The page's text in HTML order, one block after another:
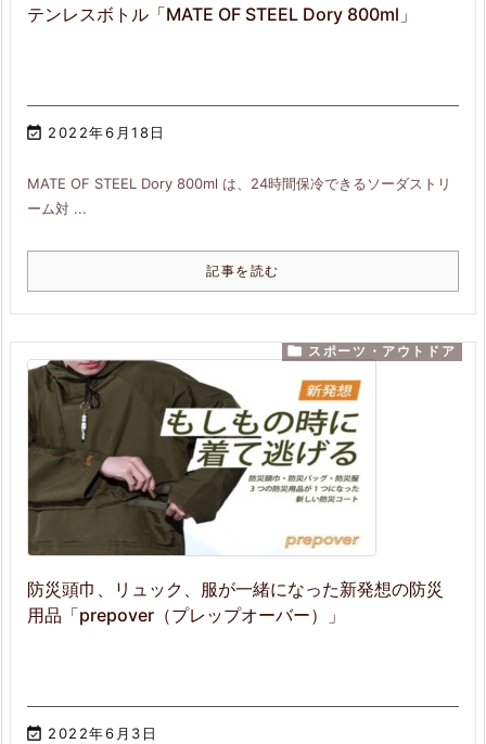
テンレスボトル「MATE OF STEEL Dory 800ml」
 2022年6月18日
MATE OF STEEL Dory 800ml は、24時間保冷できるソーダストリ
ーム対 ...
記事を読む
防災頭巾、リュック、服が一緒になった新発想の防災
用品「prepover（プレップオーバー）」
 2022年6月3日
 スポーツ・アウトドア